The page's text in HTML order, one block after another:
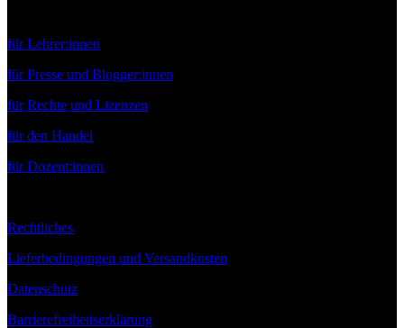
für Lehrer:innen
für Presse und Blogger:innen
für Rechte und Lizenzen
für den Handel
für Dozent:innen
Rechtliches
Lieferbedingungen und Versandkosten
Datenschutz
Barrierefreiheitserklärung